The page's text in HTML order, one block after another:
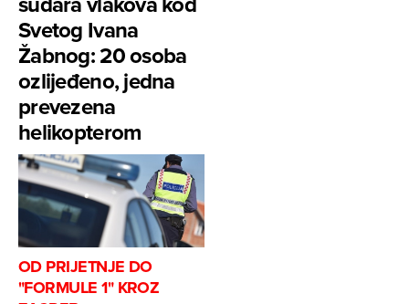
Svetog Ivana
Žabnog: 20 osoba
ozlijeđeno, jedna
prevezena
helikopterom
OD PRIJETNJE DO
"FORMULE 1" KROZ